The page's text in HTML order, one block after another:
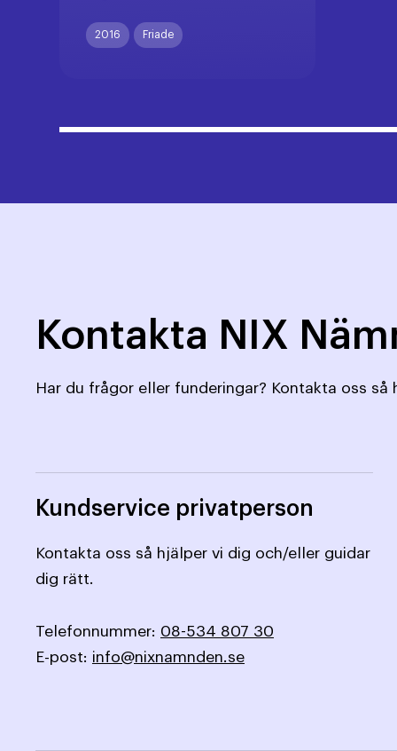
2016 Friade
Kontakta NIX
Har du frågor eller funderingar? Kontakta oss så
Kundservice privatperson
Kontakta oss så hjälper vi dig och/eller guidar
dig rätt.
Telefonnummer: 08-534 807 30
E-post: info@nixnamnden.se